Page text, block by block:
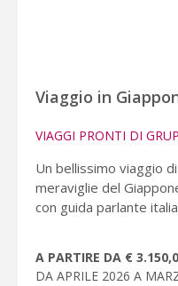
Viaggio in
VIAGGI PRONTI DI
Un bellissimo viaggio
meraviglie del
con guida parlante
A PARTIRE DA €
DA APRILE 2026 A